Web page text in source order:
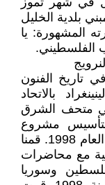
مبني بلدية الخليل
المشهورة: يا
الفلسطيني.
تاريخ الفنون
بالاتحاد
علمية في متحف الشرق
بتأسيس مشروع
لمتحف الفنون الشرقية في النرويج في العام 1998. قمنا
مع محاضرات
وسوريا